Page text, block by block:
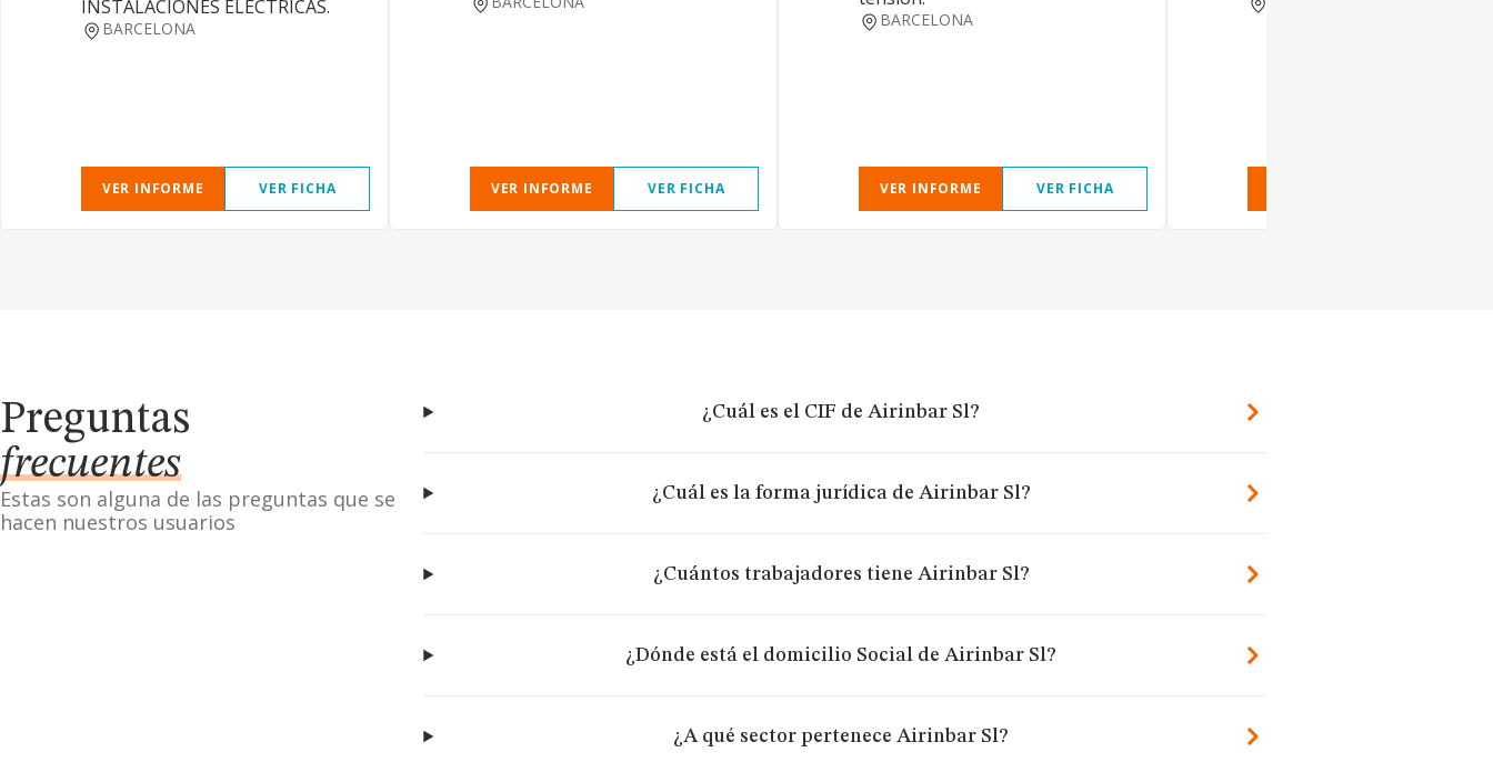
INSTALACIONES ELECTRICAS.
BARCELONA
VER INFORME VER FICHA VER INFORME VER FICHA
BARCELONA
VER INFORME VER FICHA
Preguntas
frecuentes
Estas son alguna de las preguntas que se
hacen nuestros usuarios
¿Cuál es el CIF de Airinbar Sl?
¿Cuál es la forma jurídica de Airinbar Sl?
¿Cuántos trabajadores tiene Airinbar Sl?
¿Dónde está el domicilio Social de Airinbar Sl?
¿A qué sector pertenece Airinbar Sl?